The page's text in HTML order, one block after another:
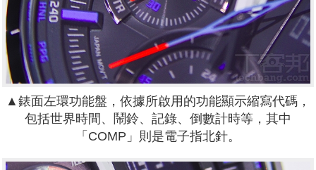
▲錶面左環功能盤，依據所啟用的功能顯示縮寫代碼，
包括世界時間、鬧鈴、記錄、倒數計時等，其中
「COMP」則是電子指北針。